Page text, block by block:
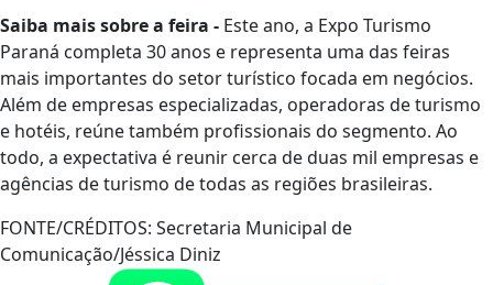
Saiba mais sobre a feira - Este ano, a Expo Turismo
Paraná completa 30 anos e representa uma das feiras
mais importantes do setor turístico focada em negócios.
Além de empresas especializadas, operadoras de turismo
e hotéis, reúne também profissionais do segmento. Ao
todo, a expectativa é reunir cerca de duas mil empresas e
agências de turismo de todas as regiões brasileiras.
FONTE/CRÉDITOS: Secretaria Municipal de
Comunicação/Jéssica Diniz